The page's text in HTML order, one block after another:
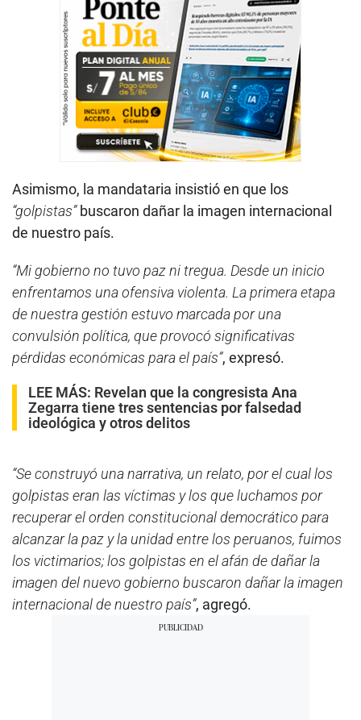
Asimismo, la mandataria insistió en que los
“golpistas”buscaron dañar la imagen internacional
de nuestro país.
“Mi gobierno no tuvo paz ni tregua. Desde un inicio
enfrentamos una ofensiva violenta. La primera etapa
de nuestra gestión estuvo marcada por una
convulsión política, que provocó significativas
pérdidas económicas para el país”, expresó.
LEE MÁS: Revelan que la congresista Ana
Zegarra tiene tres sentencias por falsedad
ideológica y otros delitos
“Se construyó una narrativa, un relato, por el cual los
golpistas eran las víctimas y los que luchamos por
recuperar el orden constitucional democrático para
alcanzar la paz y la unidad entre los peruanos, fuimos
los victimarios; los golpistas en el afán de dañar la
imagen del nuevo gobierno buscaron dañar la imagen
internacional de nuestro país”, agregó.